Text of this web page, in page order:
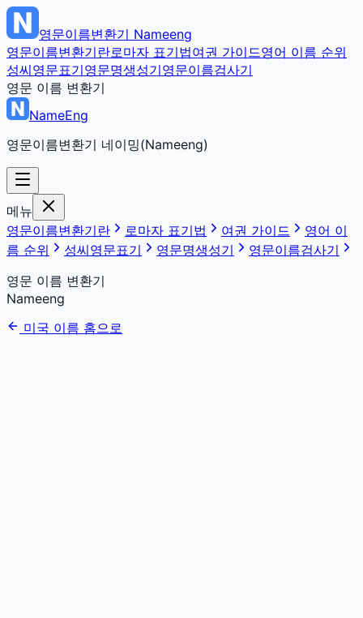
영문이름변환기 Nameeng
영문이름변환기란로마자 표기법여권 가이드영어 이름 순위
성씨영문표기영문명생성기영문이름검사기
영문 이름 변환기
NameEng
영문이름변환기 네이밍(Nameeng)
메뉴
영문이름변환기란
로마자 표기법 여권 가이드
영어 이
름 순위
성씨영문표기 영문명생성기
영문이름검사기
영문 이름 변환기
Nameeng
미국 이름 홈으로